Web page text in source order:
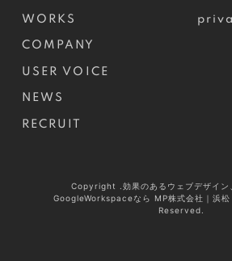
WORKS
COMPANY
USER VOICE
NEWS
RECRUIT
Copyright .効果のあるウェブデザイン
GoogleWorkspaceなら MP株式会社｜浜
Reserved.